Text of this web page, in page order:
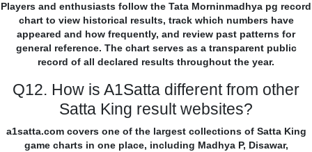
Players and enthusiasts follow the Tata Morninmadhya pg record
chart to view historical results, track which numbers have
appeared and how frequently, and review past patterns for
general reference. The chart serves as a transparent public
record of all declared results throughout the year.
Q12. How is A1Satta different from other
Satta King result websites?
a1satta.com covers one of the largest collections of Satta King
game charts in one place, including Madhya P, Disawar,